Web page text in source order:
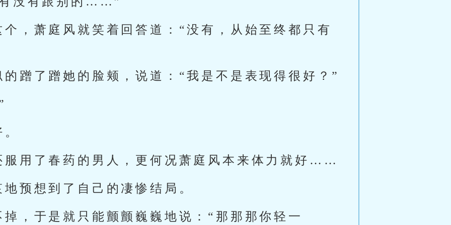
，萧庭风就笑着回答道：“没有，从始至终都只有
蹭了蹭她的脸颊，说道：“我是不是表现得很好？”
服用了春药的男人，更何况萧庭风本来体力就好……
预想到了自己的凄惨结局。
，于是就只能颤颤巍巍地说：“那那那你轻一